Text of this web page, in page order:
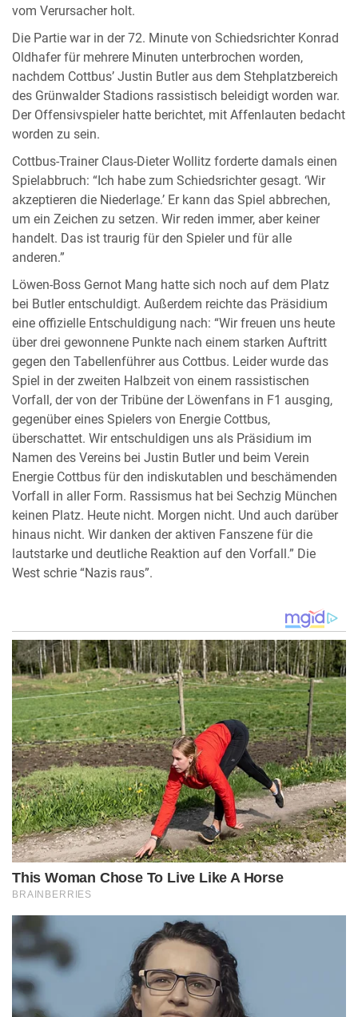
vom Verursacher holt.
Die Partie war in der 72. Minute von Schiedsrichter Konrad
Oldhafer für mehrere Minuten unterbrochen worden,
nachdem Cottbus’ Justin Butler aus dem Stehplatzbereich
des Grünwalder Stadions rassistisch beleidigt worden war.
Der Offensivspieler hatte berichtet, mit Affenlauten bedacht
worden zu sein.
Cottbus-Trainer Claus-Dieter Wollitz forderte damals einen
Spielabbruch: “Ich habe zum Schiedsrichter gesagt. ‘Wir
akzeptieren die Niederlage.’ Er kann das Spiel abbrechen,
um ein Zeichen zu setzen. Wir reden immer, aber keiner
handelt. Das ist traurig für den Spieler und für alle
anderen.”
Löwen-Boss Gernot Mang hatte sich noch auf dem Platz
bei Butler entschuldigt. Außerdem reichte das Präsidium
eine offizielle Entschuldigung nach: “Wir freuen uns heute
über drei gewonnene Punkte nach einem starken Auftritt
gegen den Tabellenführer aus Cottbus. Leider wurde das
Spiel in der zweiten Halbzeit von einem rassistischen
Vorfall, der von der Tribüne der Löwenfans in F1 ausging,
gegenüber eines Spielers von Energie Cottbus,
überschattet. Wir entschuldigen uns als Präsidium im
Namen des Vereins bei Justin Butler und beim Verein
Energie Cottbus für den indiskutablen und beschämenden
Vorfall in aller Form. Rassismus hat bei Sechzig München
keinen Platz. Heute nicht. Morgen nicht. Und auch darüber
hinaus nicht. Wir danken der aktiven Fanszene für die
lautstarke und deutliche Reaktion auf den Vorfall.” Die
West schrie “Nazis raus”.